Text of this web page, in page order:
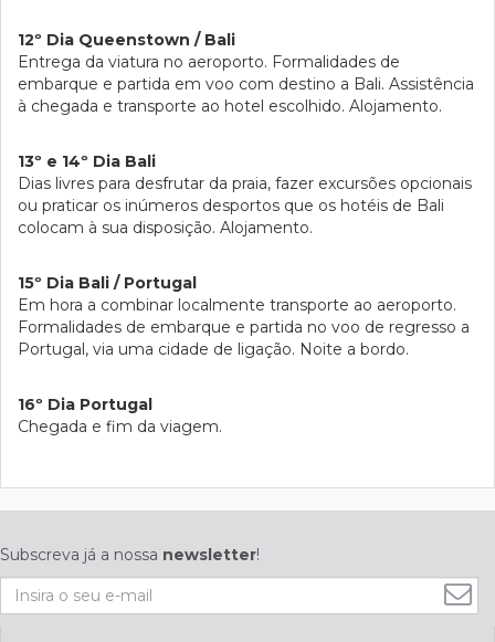
12º Dia Queenstown / Bali
Entrega da viatura no aeroporto. Formalidades de
embarque e partida em voo com destino a Bali. Assistência
à chegada e transporte ao hotel escolhido. Alojamento.
13º e 14º Dia Bali
Dias livres para desfrutar da praia, fazer excursões opcionais
ou praticar os inúmeros desportos que os hotéis de Bali
colocam à sua disposição. Alojamento.
15º Dia Bali / Portugal
Em hora a combinar localmente transporte ao aeroporto.
Formalidades de embarque e partida no voo de regresso a
Portugal, via uma cidade de ligação. Noite a bordo.
16º Dia Portugal
Chegada e fim da viagem.
Subscreva já a nossa newsletter!